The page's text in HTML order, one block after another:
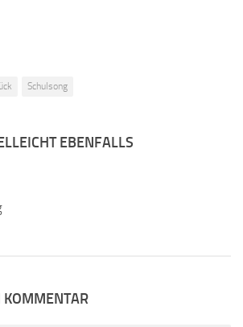
Schulsong
EBENFALLS
KOMMENTAR